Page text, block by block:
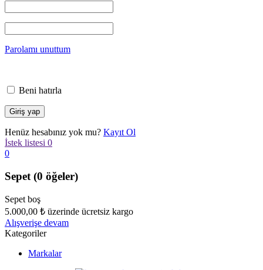
Parolamı unuttum
Beni hatırla
Henüz hesabınız yok mu? Kayıt Ol
İstek listesi 0
0
Sepet (0 öğeler)
Sepet boş
5.000,00 ₺ üzerinde ücretsiz kargo
Alışverişe devam
Kategoriler
Markalar